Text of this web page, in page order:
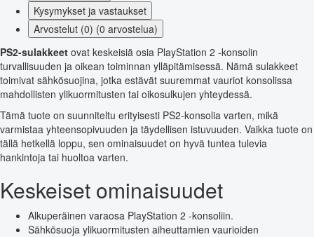
Kysymykset ja vastaukset
Arvostelut (0) (0 arvostelua)
PS2-sulakkeet ovat keskeisiä osia PlayStation 2 -konsolin
turvallisuuden ja oikean toiminnan ylläpitämisessä. Nämä sulakkeet
toimivat sähkösuojina, jotka estävät suuremmat vauriot konsolissa
mahdollisten ylikuormitusten tai oikosulkujen yhteydessä.
Tämä tuote on suunniteltu erityisesti PS2-konsolia varten, mikä
varmistaa yhteensopivuuden ja täydellisen istuvuuden. Vaikka tuote on
tällä hetkellä loppu, sen ominaisuudet on hyvä tuntea tulevia
hankintoja tai huoltoa varten.
Keskeiset ominaisuudet
Alkuperäinen varaosa PlayStation 2 -konsoliin.
Sähkösuoja ylikuormitusten aiheuttamien vaurioiden